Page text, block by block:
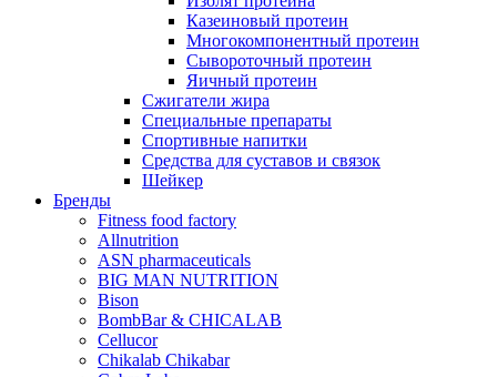
Казеиновый протеин
Многокомпонентный протеин
Сывороточный протеин
Яичный протеин
Сжигатели жира
Специальные препараты
Спортивные напитки
Средства для суставов и связок
Шейкер
Бренды
Fitness food factory
Allnutrition
ASN pharmaceuticals
BIG MAN NUTRITION
Bison
BombBar & CHICALAB
Cellucor
Chikalab Chikabar